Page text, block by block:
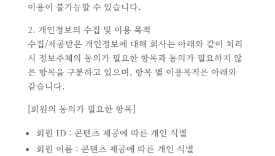
이용이 불가능할 수 있습니다.
2. 개인정보의 수집 및 이용 목적
수집/제공받은 개인정보에 대해 회사는 아래와 같이 처리
시 정보주체의 동의가 필요한 항목과 동의가 필요하지 않
은 항목을 구분하고 있으며, 항목 별 이용목적은 아래와
같습니다.
[회원의 동의가 필요한 항목]
회원 ID : 콘텐츠 제공에 따른 개인 식별
회원 이름 : 콘텐츠 제공에 따른 개인 식별